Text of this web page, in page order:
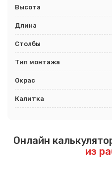
Высота
Длина
Столбы
Тип монтажа
Окрас
Калитка
Онлайн
из